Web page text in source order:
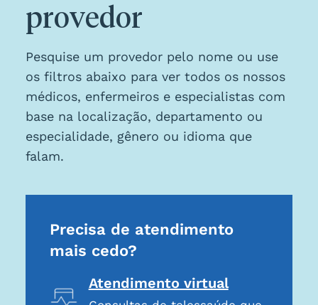
provedor
Pesquise um provedor pelo nome ou use
os filtros abaixo para ver todos os nossos
médicos, enfermeiros e especialistas com
base na localização, departamento ou
especialidade, gênero ou idioma que
falam.
Precisa de atendimento
mais cedo?
Atendimento virtual